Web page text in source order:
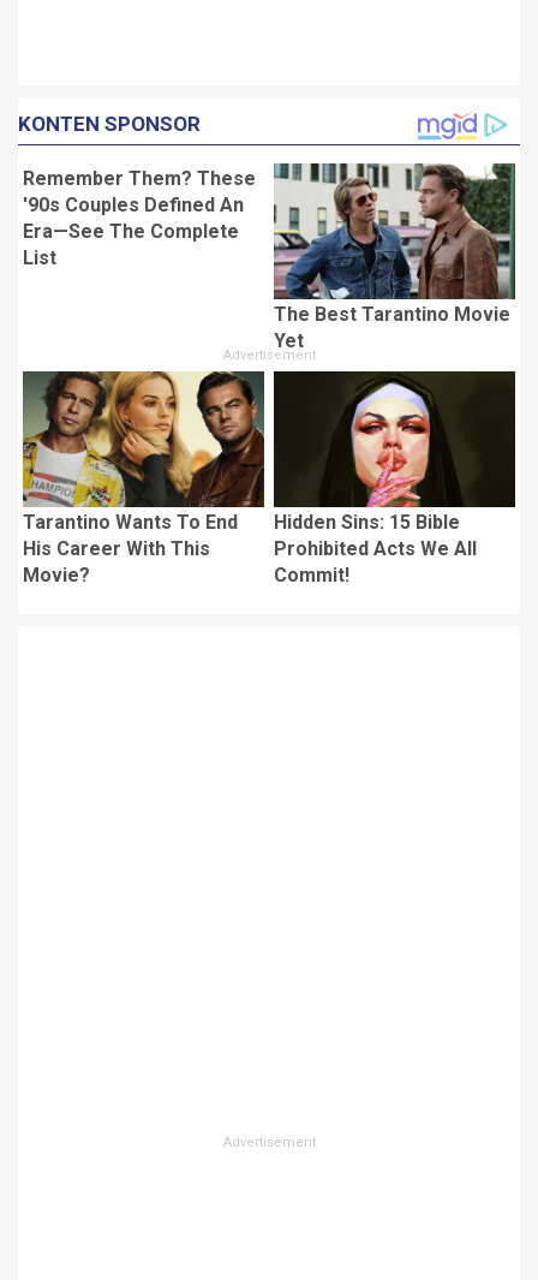
KONTEN SPONSOR
Remember Them? These
'90s Couples Defined An
Era—See The Complete
List
The Best Tarantino Movie
Yet
Tarantino Wants To End
His Career With This
Movie?
Hidden Sins: 15 Bible
Prohibited Acts We All
Commit!